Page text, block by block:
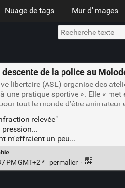
Nuage de tags Mur d'images
descente de la police au
libertaire (ASL) organise des
à une pratique sportive ». Elle «
tout le monde d’être animateur
relevée"
pression...
m'effraient un peu...
PM GMT+2 * · permalien ·